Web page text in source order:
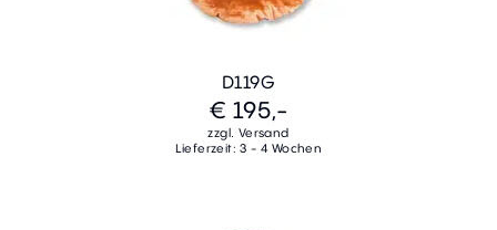
D119G
€ 195,-
zzgl. Versand
Lieferzeit: 3 - 4 Wochen